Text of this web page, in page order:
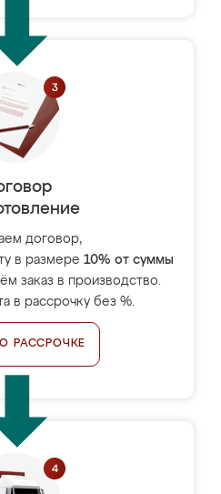
договор,
в размере 10% от суммы
заказ в производство.
в рассрочку без %.
РАССРОЧКЕ